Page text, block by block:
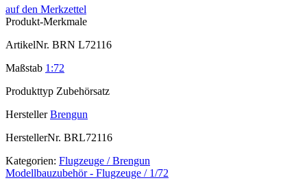
auf den Merkzettel
Produkt-Merkmale
ArtikelNr. BRN L72116
Maßstab 1:72
Produkttyp Zubehörsatz
Hersteller Brengun
HerstellerNr. BRL72116
Kategorien: Flugzeuge / Brengun
Modellbauzubehör - Flugzeuge / 1/72